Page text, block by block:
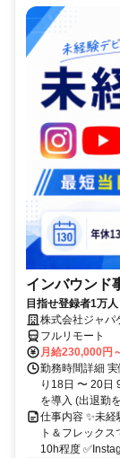
インバウンド
目指せ登録者1万
株式会社ジャパ
フルリモート
月給230,000円
勤務時間詳細
り18日 〜 20日
を導入 (出退勤
仕事内容 ✨未
ト＆フレック
10h程度